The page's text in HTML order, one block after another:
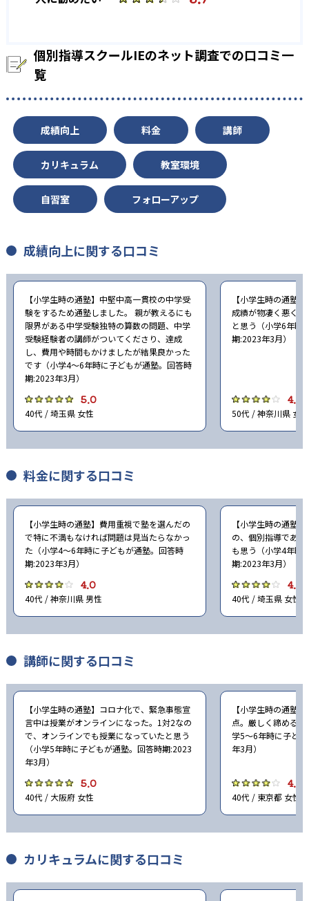
個別指導スクールIEのネット調査での口コミ一
覧
成績向上 料金 講師
カリキュラム 教室環境
自習室 フォローアップ
成績向上に関する口コミ
【小学生時の通塾】中堅中高一貫校の中学受
験をするため通塾しました。 親が教えるにも
限界がある中学受験独特の算数の問題、中学
受験経験者の講師がついてくださり、達成
し、費用や時間もかけましたが結果良かった
です（小学4〜6年時に子どもが通塾。回答時
期:2023年3月）
5.0
40代 / 埼玉県 女性
【小学生時の通塾
成績が物凄く悪く
と思う（小学6年時
期:2023年3月）
4.0
50代 / 神奈川県 女性
料金に関する口コミ
【小学生時の通塾】費用重視で塾を選んだの
で特に不満もなければ問題は見当たらなかっ
た（小学4〜6年時に子どもが通塾。回答時
期:2023年3月）
4.0
40代 / 神奈川県 男性
【小学生時の通塾
の、個別指導であ
も思う（小学4年時
期:2023年3月）
4.0
40代 / 埼玉県 女性
講師に関する口コミ
【小学生時の通塾】コロナ化で、緊急事態宣
言中は授業がオンラインになった。1対2なの
で、オンラインでも授業になっていたと思う
（小学5年時に子どもが通塾。回答時期:2023
年3月）
5.0
40代 / 大阪府 女性
【小学生時の通塾
点。厳しく締める
学5〜6年時に子ど
年3月）
4.0
40代 / 東京都 女性
カリキュラムに関する口コミ